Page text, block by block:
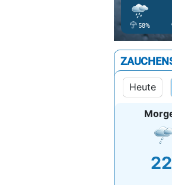
58%
Heute